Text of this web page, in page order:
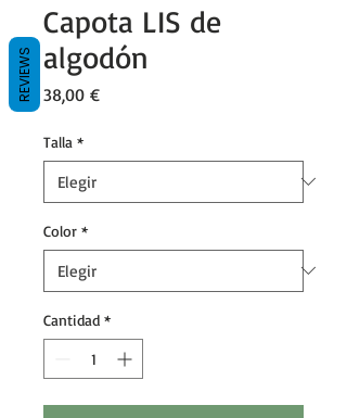
Capota LIS de
algodón
38,00 €Precio
Talla *
Color *
Cantidad *
REVIEWS